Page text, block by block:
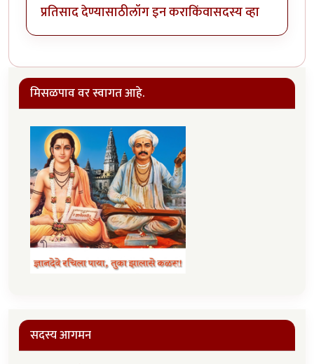
प्रतिसाद देण्यासाठीलॉग इन कराकिंवासदस्य व्हा
मिसळपाव वर स्वागत आहे.
सदस्य आगमन